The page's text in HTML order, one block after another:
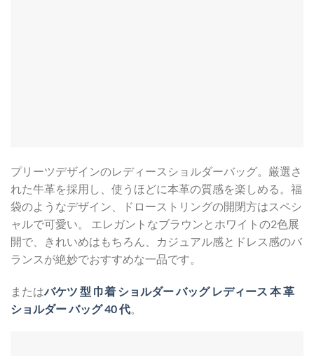
プリーツデザインのレディースショルダーバッグ。厳選さ
れた牛革を採用し、使うほどに本革の質感を楽しめる。福
袋のようなデザイン、ドローストリングの開閉方はスペシ
ャルで可愛い。 エレガントなブラウンとホワイトの2色展
開で、きれいめはもちろん、カジュアル感とドレス感のバ
ランスが絶妙でおすすめな一品です。
またはバケツ 型 巾着 ショルダー バッグ レディース 本 革
ショルダー バッグ 40 代